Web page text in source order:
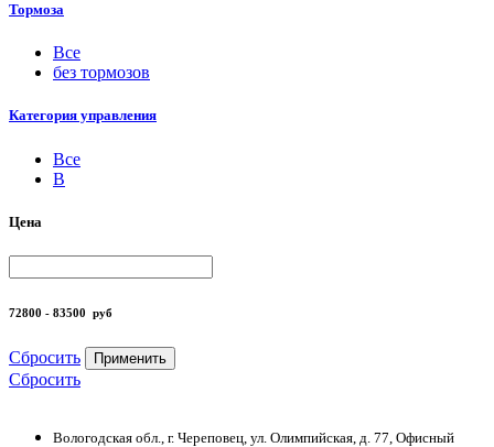
Тормоза
Все
без тормозов
Категория управления
Все
B
Цена
72800 - 83500 руб
Сбросить Применить
Сбросить
Вологодская обл., г. Череповец, ул. Олимпийская, д. 77, Офисный